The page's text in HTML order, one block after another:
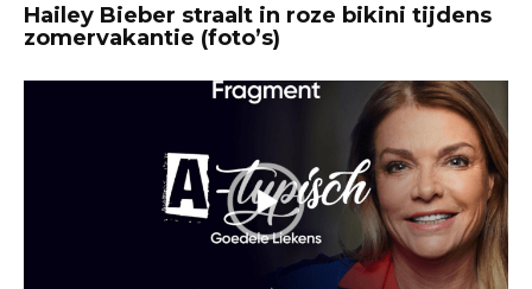
Hailey Bieber straalt in roze bikini tijdens
zomervakantie (foto’s)